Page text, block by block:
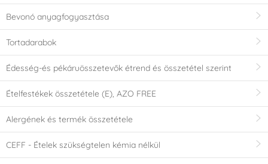
Bevonó anyagfogyasztása
Tortadarabok
Édesség-és pékáruösszetevők étrend és összetétel szerint
Ételfestékek összetétele (E), AZO FREE
Alergének és termék összetétele
CEFF - Ételek szükségtelen kémia nélkül